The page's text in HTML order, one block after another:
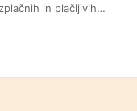
in plačljivih…